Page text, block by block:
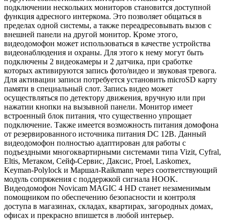
подключении нескольких мониторов становится доступной
функция адресного интеркома. Это позволяет общаться в
пределах одной системы, а также переадресовывать вызов с
внешней панели на другой монитор. Кроме этого,
видеодомофон может использоваться в качестве устройства
видеонаблюдения и охраны. Для этого к нему могут быть
подключены 2 видеокамеры и 2 датчика, при сработке
которых активируются запись фото/видео и звуковая тревога.
Для активации записи потребуется установить microSD карту
памяти в специальный слот. Запись видео может
осуществляться по детектору движения, вручную или при
нажатии кнопки на вызывной панели. Монитор имеет
встроенный блок питания, что существенно упрощает
подключение. Также имеется возможность питания домофона
от резервированного источника питания DC 12В. Данный
видеодомофон полностью адаптирован для работы с
подъездными многоквартирными системами типа Vizit, Cyfral,
Eltis, Метаком, Сейф-Сервис, Даксис, Proel, Laskomex,
Keyman-Polylock и Маршал-Raikmann через соответствующий
модуль сопряжения с поддержкой сигнала HOOK.
Видеодомофон Novicam MAGIC 4 HD станет незаменимым
помощником по обеспечению безопасности и контроля
доступа в магазинах, складах, квартирах, загородных домах,
офисах и прекрасно впишется в любой интерьер.